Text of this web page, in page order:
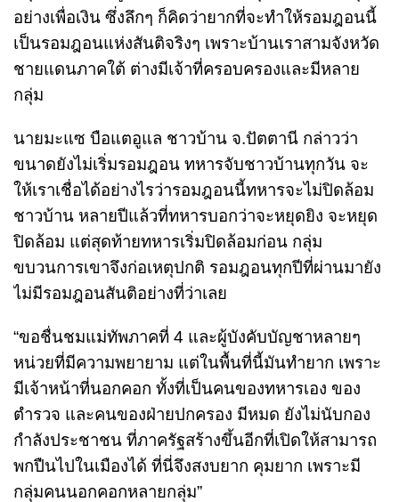
อย่างเพื่อเงิน ซึ่งลึกๆ ก็คิดว่ายากที่จะทำให้รอมฎอนนี้
เป็นรอมฎอนแห่งสันติจริงๆ เพราะบ้านเราสามจังหวัด
ชายแดนภาคใต้ ต่างมีเจ้าที่ครอบครองและมีหลาย
กลุ่ม
นายมะแซ บือแตอูแล ชาวบ้าน จ.ปัตตานี กล่าวว่า
ขนาดยังไม่เริ่มรอมฎอน ทหารจับชาวบ้านทุกวัน จะ
ให้เราเชื่อได้อย่างไรว่ารอมฎอนนี้ทหารจะไม่ปิดล้อม
ชาวบ้าน หลายปีแล้วที่ทหารบอกว่าจะหยุดยิง จะหยุด
ปิดล้อม แต่สุดท้ายทหารเริ่มปิดล้อมก่อน กลุ่ม
ขบวนการเขาจึงก่อเหตุปกติ รอมฎอนทุกปีที่ผ่านมายัง
ไม่มีรอมฎอนสันติอย่างที่ว่าเลย
“ขอชื่นชมแม่ทัพภาคที่ 4 และผู้บังคับบัญชาหลายๆ
หน่วยที่มีความพยายาม แต่ในพื้นที่นี้มันทำยาก เพราะ
มีเจ้าหน้าที่นอกคอก ทั้งที่เป็นคนของทหารเอง ของ
ตำรวจ และคนของฝ่ายปกครอง มีหมด ยังไม่นับกอง
กำลังประชาชน ที่ภาครัฐสร้างขึ้นอีกที่เปิดให้สามารถ
พกปืนไปในเมืองได้ ที่นี่จึงสงบยาก คุมยาก เพราะมี
กลุ่มคนนอกคอกหลายกลุ่ม”